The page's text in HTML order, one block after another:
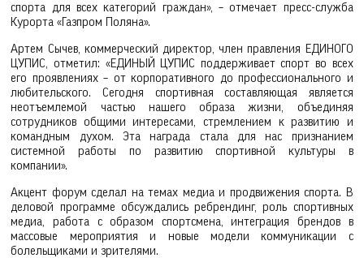
спорта для всех категорий граждан», – отмечает пресс-служба
Курорта «Газпром Поляна».
Артем Сычев, коммерческий директор, член правления ЕДИНОГО
ЦУПИС, отметил: «ЕДИНЫЙ ЦУПИС поддерживает спорт во всех
его проявлениях – от корпоративного до профессионального и
любительского. Сегодня спортивная составляющая является
неотъемлемой частью нашего образа жизни, объединяя
сотрудников общими интересами, стремлением к развитию и
командным духом. Эта награда стала для нас признанием
системной работы по развитию спортивной культуры в
компании».
Акцент форум сделал на темах медиа и продвижения спорта. В
деловой программе обсуждались ребрендинг, роль спортивных
медиа, работа с образом спортсмена, интеграция брендов в
массовые мероприятия и новые модели коммуникации с
болельщиками и зрителями.